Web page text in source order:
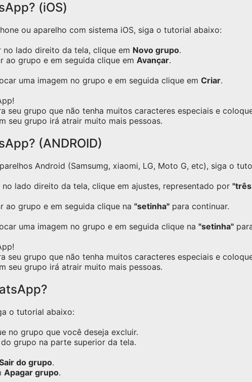
(iOS)
ou aparelho com sistema iOS, siga o tutorial abaixo:
lado direito da tela, clique em Novo grupo.
ao grupo e em seguida clique em Avançar.
uma imagem no grupo e em seguida clique em Criar.
seu grupo que não tenha muitos caracteres especiais e
seu grupo irá atrair muito mais pessoas.
(ANDROID)
Android (Samsumg, xiaomi, LG, Moto G, etc), siga o
lado direito da tela, clique em ajustes, representado por
ao grupo e em seguida clique na "setinha" para continuar.
uma imagem no grupo e em seguida clique na "setinha"
seu grupo que não tenha muitos caracteres especiais e
seu grupo irá atrair muito mais pessoas.
o tutorial abaixo:
no grupo que você deseja excluir.
grupo na parte superior da tela.
do grupo.
Apagar grupo.